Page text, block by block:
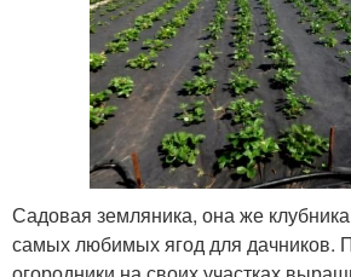
Садовая земляника, она же
самых любимых ягод для дачников.